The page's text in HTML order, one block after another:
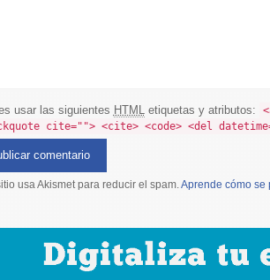
usar las siguientes HTMLetiquetas y atributos:
cite=""> <cite> <code> <del
usa Akismet para reducir el spam.Aprende cómo se